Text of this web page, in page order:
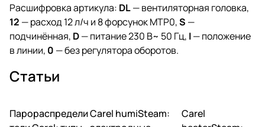
Расшифровка артикула: DL— вентиляторная головка,
12 — расход 12 л/ч и 8 форсунок MTP0,S —
подчинённая, D— питание 230 В~ 50 Гц, I— положение
в линии, 0 — без регулятора оборотов.
Статьи
Увлажнение
Парораспредели
Увлажнение
Carel humiSteam:
Увлажнение
Carel